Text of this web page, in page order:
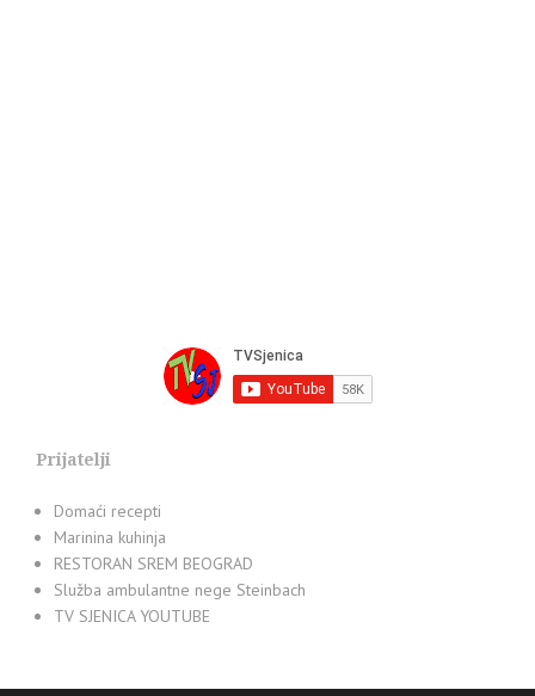
Prijatelji
Domaći recepti
Marinina kuhinja
RESTORAN SREM BEOGRAD
Služba ambulantne nege Steinbach
TV SJENICA YOUTUBE